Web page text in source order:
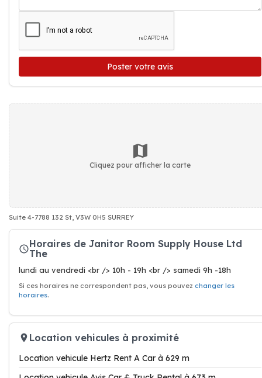
Poster votre avis
Cliquez pour afficher la carte
Suite 4-7788 132 St, V3W 0H5 SURREY
Horaires de Janitor Room Supply House Ltd
The
lundi au vendredi <br /> 10h - 19h <br /> samedi 9h -18h
Si ces horaires ne correspondent pas, vous pouvez changer les
horaires.
Location vehicules à proximité
Location vehicule Hertz Rent A Car à 629 m